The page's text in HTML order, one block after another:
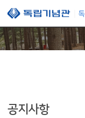
본문 바로가기
공지사항